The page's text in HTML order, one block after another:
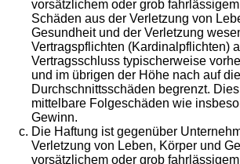
vorsätzlichem oder grob
Schäden aus der Verletzung von
Gesundheit und der Verletzung
Vertragspflichten (Kardinalpflichten)
Vertragsschluss typischerweise
und im übrigen der Höhe nach auf
Durchschnittsschäden begrenzt.
mittelbare Folgeschäden wie
Gewinn.
Die Haftung ist gegenüber
Verletzung von Leben, Körper und
vorsätzlichem oder grob